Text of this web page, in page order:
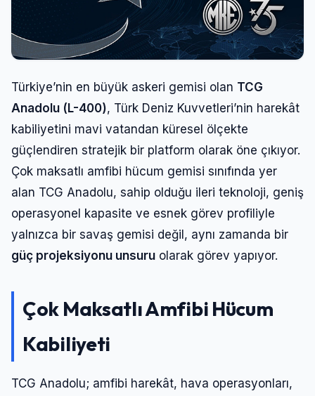
Türkiye’nin en büyük askeri gemisi olan TCG
Anadolu (L-400), Türk Deniz Kuvvetleri’nin harekât
kabiliyetini mavi vatandan küresel ölçekte
güçlendiren stratejik bir platform olarak öne çıkıyor.
Çok maksatlı amfibi hücum gemisi sınıfında yer
alan TCG Anadolu, sahip olduğu ileri teknoloji, geniş
operasyonel kapasite ve esnek görev profiliyle
yalnızca bir savaş gemisi değil, aynı zamanda bir
güç projeksiyonu unsuru olarak görev yapıyor.
Çok Maksatlı Amfibi Hücum
Kabiliyeti
TCG Anadolu; amfibi harekât, hava operasyonları,